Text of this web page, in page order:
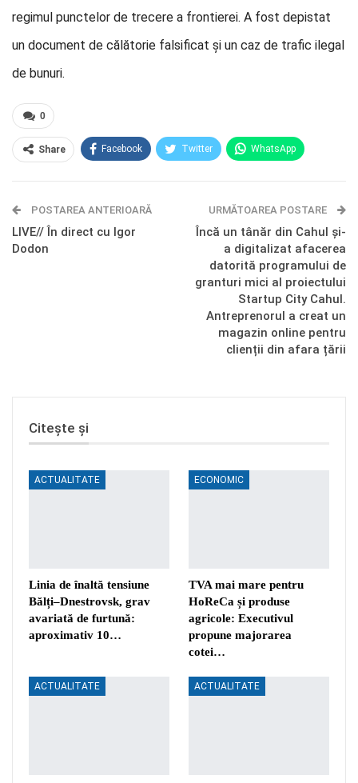
regimul punctelor de trecere a frontierei. A fost depistat
un document de călătorie falsificat și un caz de trafic ilegal
de bunuri.
0
Share Facebook Twitter WhatsApp
Telegram OK.ru
POSTAREA ANTERIOARĂ
LIVE// În direct cu Igor
Dodon
URMĂTOAREA POSTARE
Încă un tânăr din Cahul și-
a digitalizat afacerea
datorită programului de
granturi mici al proiectului
Startup City Cahul.
Antreprenorul a creat un
magazin online pentru
clienții din afara țării
Citește și
ACTUALITATE
Linia de înaltă tensiune
Bălți–Dnestrovsk, grav
avariată de furtună:
aproximativ 10…
ECONOMIC
TVA mai mare pentru
HoReCa și produse
agricole: Executivul
propune majorarea
cotei…
ACTUALITATE ACTUALITATE